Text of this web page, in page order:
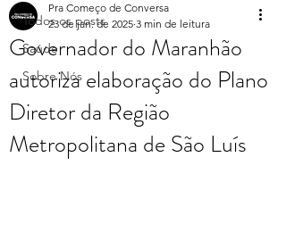
Todos os posts
Saúde
Sobre Nós
Governador do Maranhão
autoriza elaboração do Plano
Diretor da Região
Metropolitana de São Luís
Pra Começo de Conversa
23 de jan. de 2025 3 min de leitura